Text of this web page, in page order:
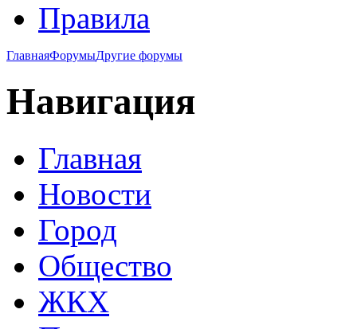
Правила
ГлавнаяФорумыДругие форумы
Навигация
Главная
Новости
Город
Общество
ЖКХ